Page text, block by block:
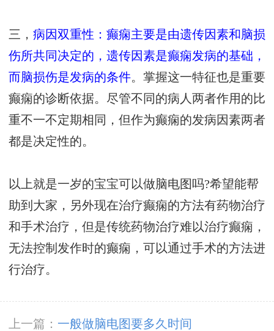
三， 病因双重性：癫痫主要是由遗传因素和脑损
伤所共同决定的，遗传因素是癫痫发病的基础，
而脑损伤是发病的条件。掌握这一特征也是重要
癫痫的诊断依据。尽管不同的病人两者作用的比
重不一不定期相同，但作为癫痫的发病因素两者
都是决定性的。
以上就是一岁的宝宝可以做脑电图吗?希望能帮
助到大家，另外现在治疗癫痫的方法有药物治疗
和手术治疗，但是传统药物治疗难以治疗癫痫，
无法控制发作时的癫痫，可以通过手术的方法进
行治疗。
上一篇： 一般做脑电图要多久时间